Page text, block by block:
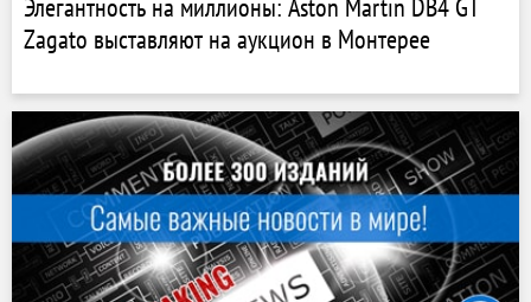
Элегантность на миллионы: Aston Martin DB4 GT
Zagato выставляют на аукцион в Монтерее